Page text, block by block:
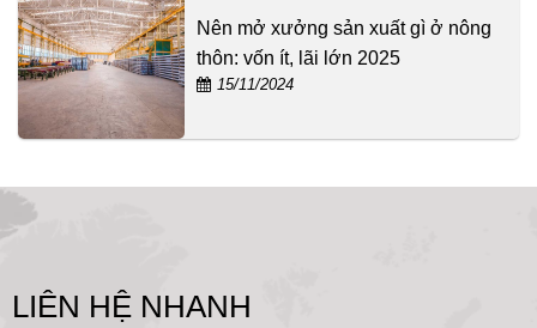
Nên mở xưởng sản xuất gì ở nông
thôn: vốn ít, lãi lớn 2025
15/11/2024
LIÊN HỆ NHANH